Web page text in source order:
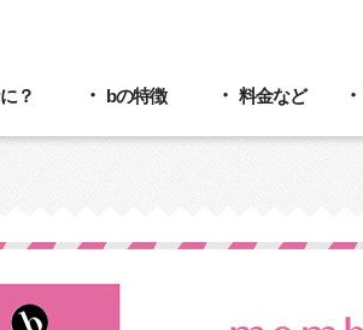
？ bの特徴 料金など